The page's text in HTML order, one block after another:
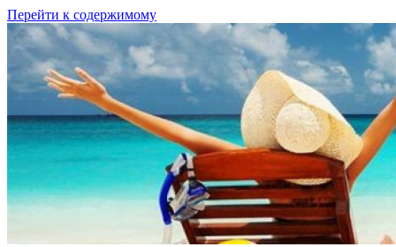
Перейти к содержимому